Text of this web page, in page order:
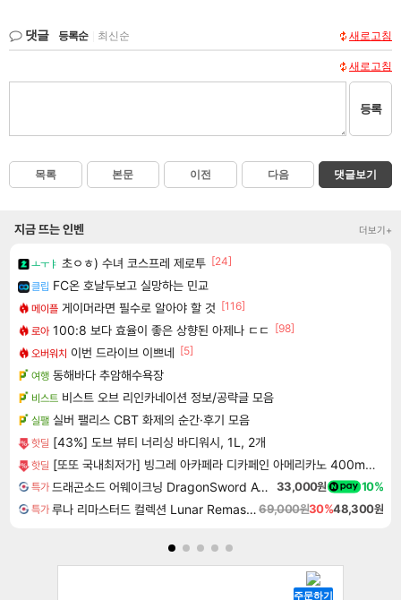
댓글 등록순 최신순 새로고침
새로고침
등록
목록 본문 이전 다음 댓글보기
지금 뜨는 인벤 더보기+
ㅗㅜㅑ 초ㅇㅎ) 수녀 코스프레 제로투 [24]
클립 FC온 호날두보고 실망하는 민교
메이플 게이머라면 필수로 알아야 할 것 [116]
로아 100:8 보다 효율이 좋은 상향된 아제나 ㄷㄷ
[98]
오버워치 이번 드라이브 이쁘네 [5]
여행 동해바다 추암해수욕장
비스트 비스트 오브 리인카네이션 정보/공략글 모음
실팰 실버 팰리스 CBT 화제의 순간·후기 모음
핫딜 [43%] 도브 뷰티 너리싱 바디워시, 1L, 2개
핫딜 [또또 국내최저가] 빙그레 아카페라 디카페인 아메리카노 400ml x 20개
특가 드래곤소드 어웨이크닝 DragonSword Awakening 33,000원 10%
특가 루나 리마스터드 컬렉션 Lunar Remastered Collection69,000원30%48,300원